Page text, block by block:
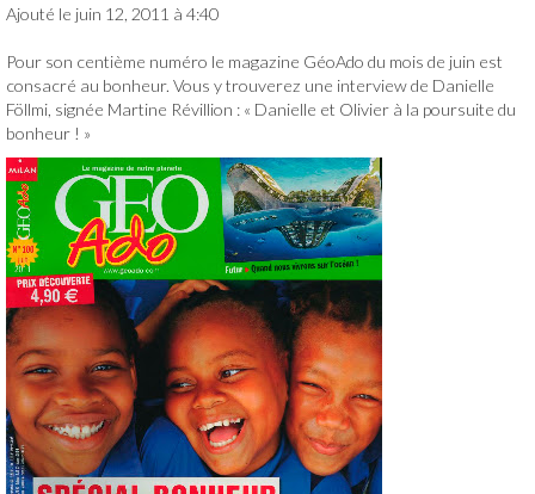
Bibliographie
Un nouveau défi
Danielle Follmi
Un nouveau défi
Humanitaire
L’association HOPE
Les parrainages de Hope
Le site de HOPE
Le logo
Actualités
Ajouté le juin 12, 2011 à 4:40
Pour son centième numéro le magazine GéoAdo du mois de juin est
consacré au bonheur. Vous y trouverez une interview de Danielle
Föllmi, signée Martine Révillion : « Danielle et Olivier à la poursuite du
bonheur ! »